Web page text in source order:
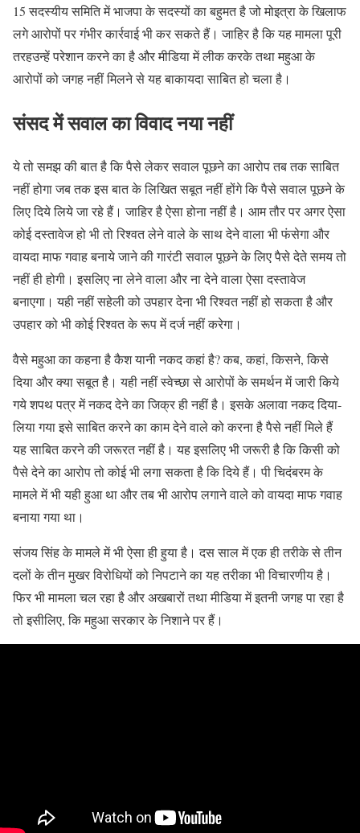
15 सदस्यीय समिति में भाजपा के सदस्यों का बहुमत है जो मोइत्रा के खिलाफ
लगे आरोपों पर गंभीर कार्रवाई भी कर सकते हैं। जाहिर है कि यह मामला पूरी
तरहउन्हें परेशान करने का है और मीडिया में लीक करके तथा महुआ के
आरोपों को जगह नहीं मिलने से यह बाकायदा साबित हो चला है।
संसद में सवाल का विवाद नया नहीं
ये तो समझ की बात है कि पैसे लेकर सवाल पूछने का आरोप तब तक साबित
नहीं होगा जब तक इस बात के लिखित सबूत नहीं होंगे कि पैसे सवाल पूछने के
लिए दिये लिये जा रहे हैं। जाहिर है ऐसा होना नहीं है। आम तौर पर अगर ऐसा
कोई दस्तावेज हो भी तो रिश्वत लेने वाले के साथ देने वाला भी फंसेगा और
वायदा माफ गवाह बनाये जाने की गारंटी सवाल पूछने के लिए पैसे देते समय तो
नहीं ही होगी। इसलिए ना लेने वाला और ना देने वाला ऐसा दस्तावेज
बनाएगा। यही नहीं सहेली को उपहार देना भी रिश्वत नहीं हो सकता है और
उपहार को भी कोई रिश्वत के रूप में दर्ज नहीं करेगा।
वैसे महुआ का कहना है कैश यानी नकद कहां है? कब, कहां, किसने, किसे
दिया और क्या सबूत है। यही नहीं स्वेच्छा से आरोपों के समर्थन में जारी किये
गये शपथ पत्र में नकद देने का जिक्र ही नहीं है। इसके अलावा नकद दिया-
लिया गया इसे साबित करने का काम देने वाले को करना है पैसे नहीं मिले हैं
यह साबित करने की जरूरत नहीं है। यह इसलिए भी जरूरी है कि किसी को
पैसे देने का आरोप तो कोई भी लगा सकता है कि दिये हैं। पी चिदंबरम के
मामले में भी यही हुआ था और तब भी आरोप लगाने वाले को वायदा माफ गवाह
बनाया गया था।
संजय सिंह के मामले में भी ऐसा ही हुया है। दस साल में एक ही तरीके से तीन
दलों के तीन मुखर विरोधियों को निपटाने का यह तरीका भी विचारणीय है।
फिर भी मामला चल रहा है और अखबारों तथा मीडिया में इतनी जगह पा रहा है
तो इसीलिए, कि महुआ सरकार के निशाने पर हैं।